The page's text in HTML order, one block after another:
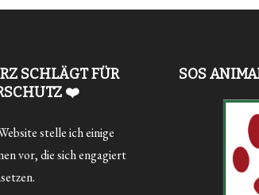
SCHLÄGT FÜR
❤️
stelle ich einige
vor, die sich engagiert
SOS